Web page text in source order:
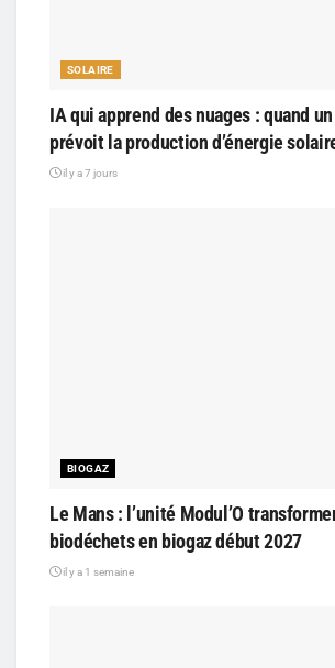
SOLAIRE
IA qui apprend des nuages : quand
prévoit la production d’énergie
il y a 7 jours
BIOGAZ
Le Mans : l’unité Modul’O
biodéchets en biogaz début 2027
il y a 1 semaine